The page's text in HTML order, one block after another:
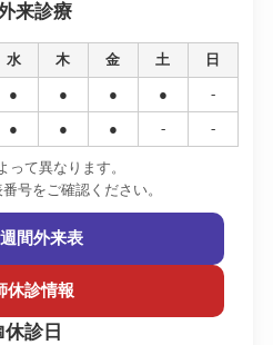
来診療
水 木 金 土 日
● ● ● ● -
● ● ● - -
って異なります。
号をご確認ください。
間外来表
休診情報
休診日